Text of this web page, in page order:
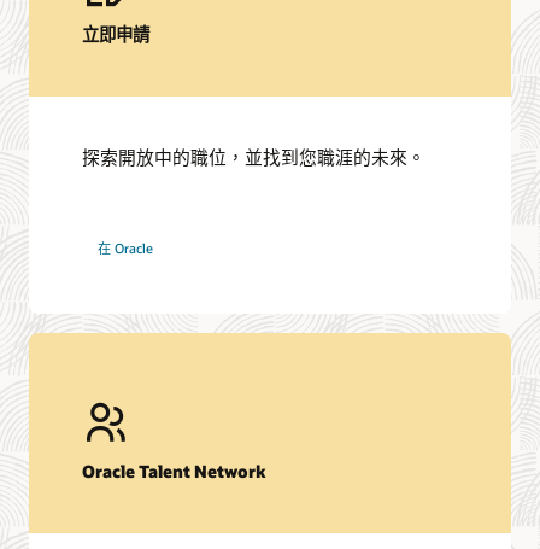
立即申請
探索開放中的職位，並找到您職涯的未來。
在 Oracle
Oracle Talent Network